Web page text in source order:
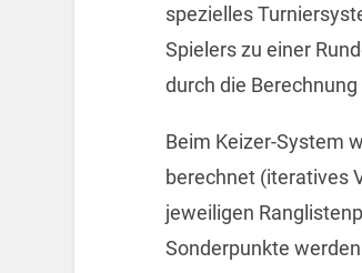
spezielles
Spielers zu einer
durch die
Beim Keizer-System
berechnet (iteratives
jeweiligen
Sonderpunkte